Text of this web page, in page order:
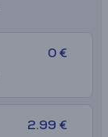
0 €
2.99 €